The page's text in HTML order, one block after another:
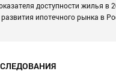
доступности жилья в
ипотечного рынка в